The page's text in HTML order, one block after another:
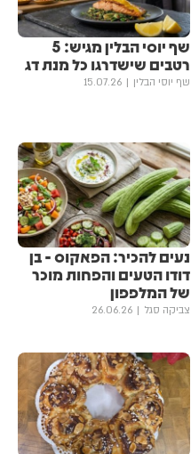
שף יוסי הבלין מגיש: 5
רטבים שישדרגו כל מנת דג
שף יוסי הבלין 15.07.26
נעים להכיר: הפאקוס - בן
דודו הטעים והפחות מוכר
של המלפפון
צביקה סגל 26.06.26